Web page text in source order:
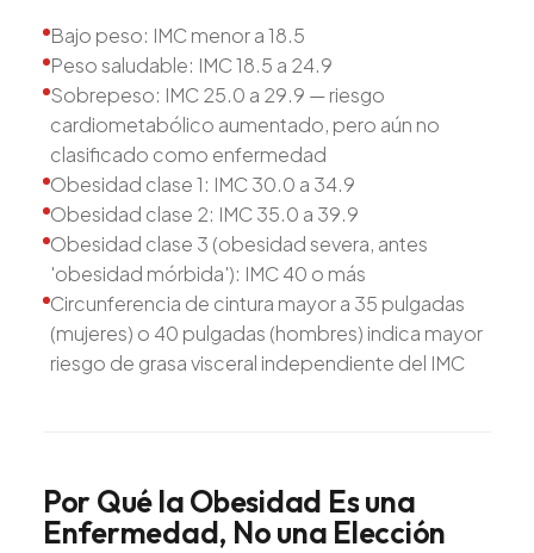
Bajo peso: IMC menor a 18.5
Peso saludable: IMC 18.5 a 24.9
Sobrepeso: IMC 25.0 a 29.9 — riesgo
cardiometabólico aumentado, pero aún no
clasificado como enfermedad
Obesidad clase 1: IMC 30.0 a 34.9
Obesidad clase 2: IMC 35.0 a 39.9
Obesidad clase 3 (obesidad severa, antes
'obesidad mórbida'): IMC 40 o más
Circunferencia de cintura mayor a 35 pulgadas
(mujeres) o 40 pulgadas (hombres) indica mayor
riesgo de grasa visceral independiente del IMC
PorQuélaObesidad Esuna
Enfermedad, Nouna Elección